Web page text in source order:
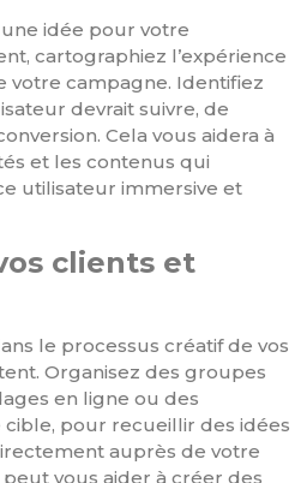
idée pour votre
cartographiez l’expérience
votre campagne. Identifiez
devrait suivre, de
Cela vous aidera à
et les contenus qui
utilisateur immersive et
clients et
le processus créatif de vos
Organisez des groupes
en ligne ou des
pour recueillir des idées
auprès de votre
vous aider à créer des